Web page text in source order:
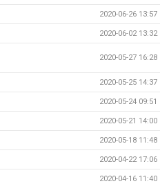
2020-06-26 13:57
2020-06-02 13:32
2020-05-27 16:28
2020-05-25 14:37
2020-05-24 09:51
2020-05-21 14:00
2020-05-18 11:48
2020-04-22 17:06
2020-04-16 11:40